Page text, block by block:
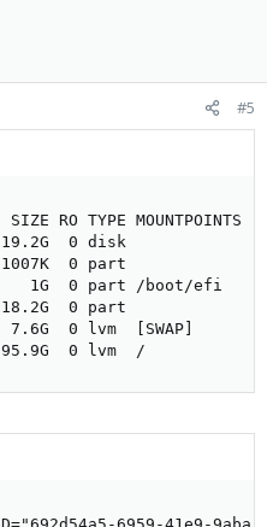
#5
RO TYPE MOUNTPOINTS
0 disk
0 part
1G  0 part /boot/efi
0 part
7.6G  0 lvm  [SWAP]
0 lvm  /
6959-41e9-9aba-